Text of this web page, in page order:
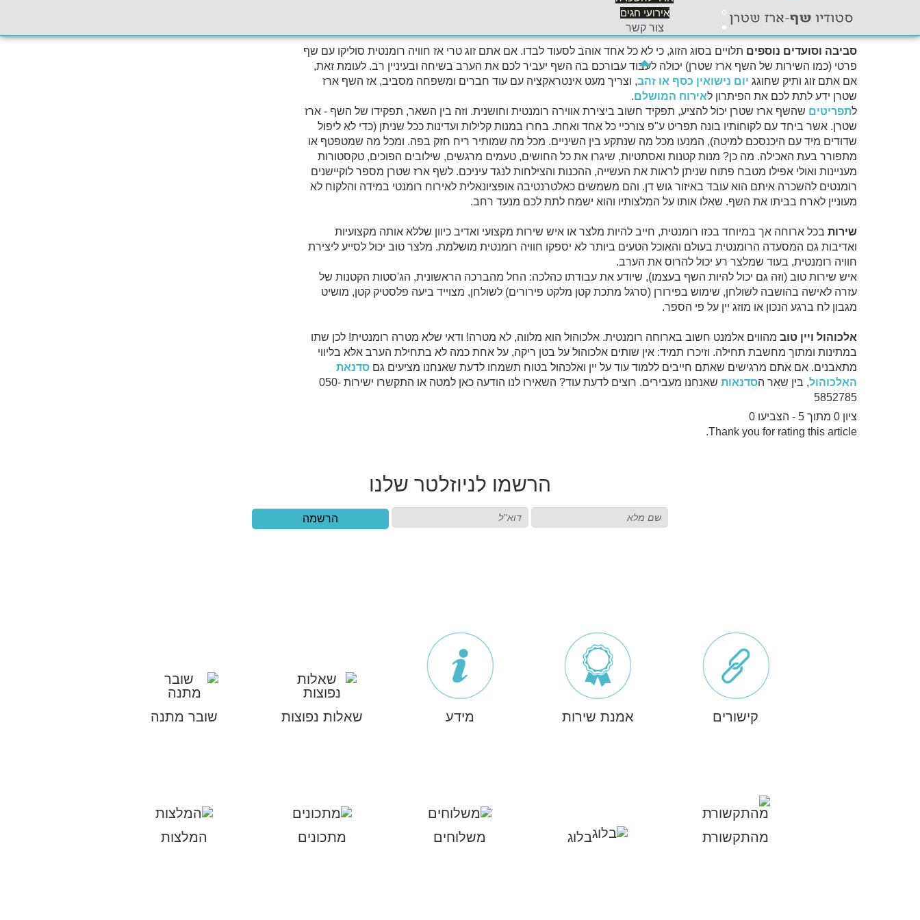
אירועי חגים
צור קשר
מכופתרת ומגוהצת. אם אתם בקטע ובעלי טעם-אז הוסיפו איזה ז'קט מהודר. רוצים כמה טיפים לתיחזוק הפנים? קבלו מאיתנו
את ההמלצות החמות לטיפוח הפנים לפני שאתם בכלל חושבים להציע לבחורה
סביבה וסועדים נוספים תלויים בסוג הזוג, כי לא כל אחד אוהב לסעוד לבדו. אם אתם זוג טרי אז חוויה רומנטית סוליקו עם שף
פרטי (כמו השירות של השף ארז שטרן) יכולה לעבוד עבורכם בה השף יעביר לכם את הערב בשיחה ובעיניין רב. לעומת זאת,
אם אתם זוג ותיק שחוגג יום נישואין כסף או זהב, וצריך מעט אינטראקציה עם עוד חברים ומשפחה מסביב, אז השף ארז
שטרן ידע לתת לכם את הפיתרון לאירוח המושלם.
לתפריטים שהשף ארז שטרן יכול להציע, תפקיד חשוב ביצירת אווירה רומנטית וחושנית. וזה בין השאר, תפקידו של השף - ארז
שטרן. אשר ביחד עם לקוחותיו בונה תפריט ע"פ צורכיי כל אחד ואחת. בחרו במנות קלילות ועדינות ככל שניתן (כדי לא ליפול
שדודים מיד עם היכנסכם למיטה), המנעו מכל מה שנתקע בין השיניים. מכל מה שמותיר ריח חזק בפה. ומכל מה שמטפטף או
מתפורר בעת האכילה. מה כן? מנות קטנות ואסתטיות, שיגרו את כל החושים, טעמים מרגשים, שילובים הפוכים, טקסטורות
מעניינות ואולי אפילו מטבח פתוח שניתן לראות את העשייה, ההכנות והצילחות לנגד עיניכם. לשף ארז שטרן מספר לוקיישנים
רומנטים להשכרה איתם הוא עובד באיזור גוש דן. והם משמשים כאלטרנטיבה אופציונאלית לאירוח רומנטי במידה והלקוח לא
מעוניין לארח בביתו את השף. שאלו אותו על המלצותיו והוא ישמח לתת לכם מנעד רחב.
שירות בכל ארוחה אך במיוחד בכזו רומנטית, חייב להיות מלצר או איש שירות מקצועי ואדיב כיוון שללא אותה מקצועיות
ואדיבות גם המסעדה הרומנטית בעולם והאוכל הטעים ביותר לא יספקו חוויה רומנטית מושלמת. מלצר טוב יכול לסייע ליצירת
חוויה רומנטית, בעוד שמלצר רע יכול להרוס את הערב.
איש שירות טוב (וזה גם יכול להיות השף בעצמו), שיודע את עבודתו כהלכה: החל מהברכה הראשונית, הג'סטות הקטנות של
עזרה לאישה בהושבה לשולחן, שימוש בפירורן (סרגל מתכת קטן מלקט פירורים) לשולחן, מצוייד ביעה פלסטיק קטן, מושיט
מגבון לח ברגע הנכון או מוזג יין על פי הספר.
אלכוהול ויין טוב מהווים אלמנט חשוב בארוחה רומנטית. אלכוהול הוא מלווה, לא מטרה! ודאי שלא מטרה רומנטית! לכן שתו
במתינות ומתוך מחשבת תחילה. וזיכרו תמיד: אין שותים אלכוהול על בטן ריקה, על אחת כמה לא בתחילת הערב אלא בליווי
מתאבנים. אם אתם מרגישים שאתם חייבים ללמוד עוד על יין ואלכהול בטוח תשמחו לדעת שאנחנו מציעים גם סדנאת
האלכוהול, בין שאר הסדנאות
שאנחנו מעבירים. רוצים לדעת עוד? השאירו לנו הודעה כאן למטה או התקשרו ישירות 050-
5852785
ציון 0 מתוך 5 - הצביעו 0
Thank you for rating this article.
הרשמו לניוזלטר שלנו
הרשמה
קישורים אמנת שירות מידע שאלות נפוצות שובר מתנה
מהתקשורת בלוג משלוחים מתכונים המלצות